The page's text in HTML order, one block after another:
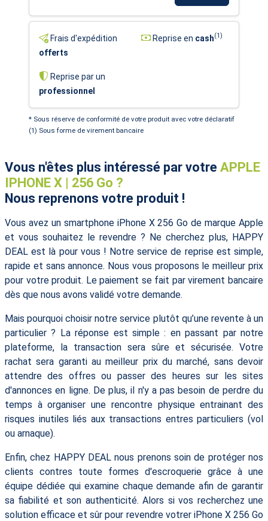
Frais d'expédition
offerts
Reprise en cash(1)
Reprise par un
professionnel
* Sous réserve de conformité de votre produit avec votre déclaratif
(1) Sous forme de virement bancaire
Vous n'êtes plus intéressé par votre APPLE
IPHONE X | 256 Go ?
Nous reprenons votre produit !
Vous avez un smartphone iPhone X 256 Go de marque Apple
et vous souhaitez le revendre ? Ne cherchez plus, HAPPY
DEAL est là pour vous ! Notre service de reprise est simple,
rapide et sans annonce. Nous vous proposons le meilleur prix
pour votre produit. Le paiement se fait par virement bancaire
dès que nous avons validé votre demande.
Mais pourquoi choisir notre service plutôt qu’une revente à un
particulier ? La réponse est simple : en passant par notre
plateforme, la transaction sera sûre et sécurisée. Votre
rachat sera garanti au meilleur prix du marché, sans devoir
attendre des offres ou passer des heures sur les sites
d'annonces en ligne. De plus, il n'y a pas besoin de perdre du
temps à organiser une rencontre physique entrainant des
risques inutiles liés aux transactions entres particuliers (vol
ou arnaque).
Enfin, chez HAPPY DEAL nous prenons soin de protéger nos
clients contres toute formes d'escroquerie grâce à une
équipe dédiée qui examine chaque demande afin de garantir
sa fiabilité et son authenticité. Alors si vos recherchez une
solution efficace et sûr pour revendre votrer iPhone X 256 Go